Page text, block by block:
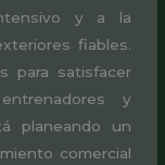
y a la
fiables.
para satisfacer
y
planeando un
comercial